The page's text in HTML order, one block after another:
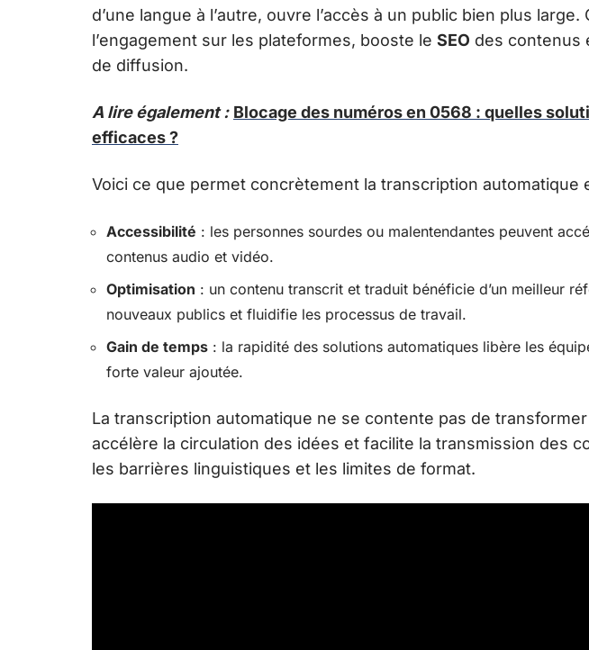
d’une langue à l’autre, ouvre l’accès à un public bien plus
l’engagement sur les plateformes, booste le SEO des contenus
de diffusion.
A lire également : Blocage des numéros en 0568 : quelles
efficaces ?
Voici ce que permet concrètement la transcription automatique
Accessibilité : les personnes sourdes ou malentendantes peuvent
contenus audio et vidéo.
Optimisation : un contenu transcrit et traduit bénéficie d’un meilleur
nouveaux publics et fluidifie les processus de travail.
Gain de temps : la rapidité des solutions automatiques libère les
forte valeur ajoutée.
La transcription automatique ne se contente pas de transformer
accélère la circulation des idées et facilite la transmission des
les barrières linguistiques et les limites de format.